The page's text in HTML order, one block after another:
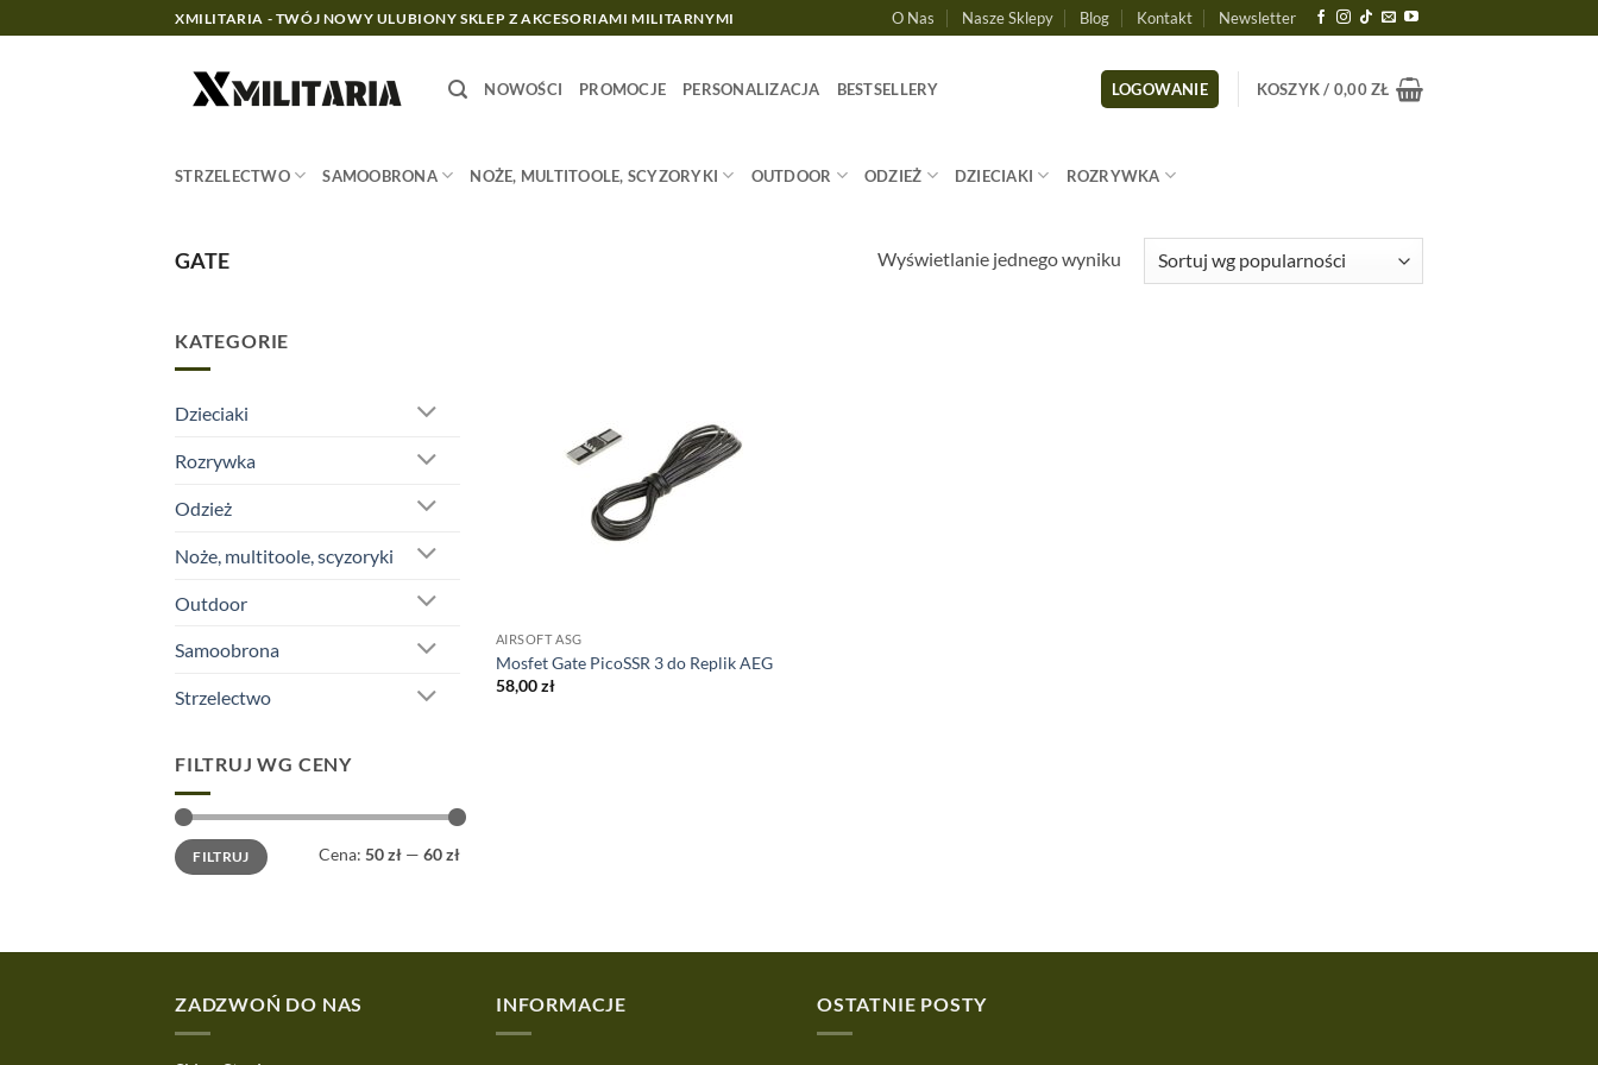
do
XMILITARIA - TWÓJ NOWY ULUBIONY SKLEP Z AKCESORIAMI MILITARNYMI O Nas Nasze Sklepy Blog Kontakt Newsletter
NOWOŚCI PROMOCJE PERSONALIZACJA BESTSELLERY LOGOWANIE KOSZYK / 0,00ZŁ
STRZELECTWO SAMOOBRONA NOŻE, MULTITOOLE, SCYZORYKI OUTDOOR ODZIEŻ DZIECIAKI ROZRYWKA
GATE Wyświetlanie jednego wyniku
KATEGORIE
Dzieciaki
Rozrywka
Odzież
Noże, multitoole, scyzoryki
Outdoor
Samoobrona
Strzelectwo
FILTRUJ WG CENY
Cena
min
Cena
maxFILTRUJ Cena: 50 zł — 60 zł
AIRSOFT ASG
Mosfet Gate PicoSSR 3 do Replik AEG
58,00zł
ZADZWOŃ DO NAS INFORMACJE OSTATNIE POSTY